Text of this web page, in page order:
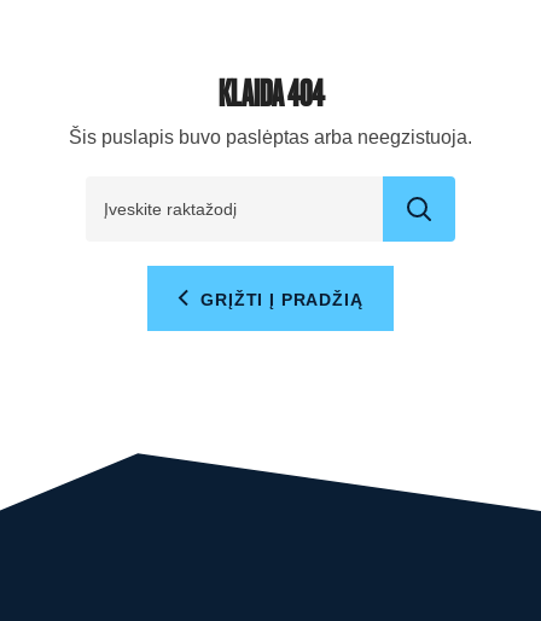
KLAIDA 404
Šis puslapis buvo paslėptas arba neegzistuoja.
GRĮŽTI Į PRADŽIĄ